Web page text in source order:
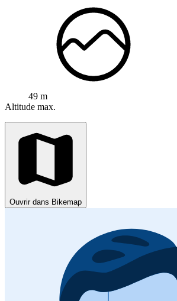
49 m
Altitude max.
Ouvrir dans Bikemap